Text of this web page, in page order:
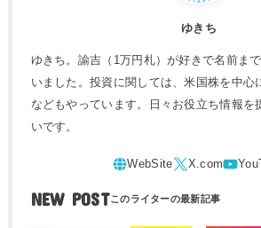
ゆきち
ゆきち。諭吉（1万円札）が好きで名前ま
いました。投資に関しては、米国株を中心
などもやっています。日々お役立ち情報を
いです。
NEW POST